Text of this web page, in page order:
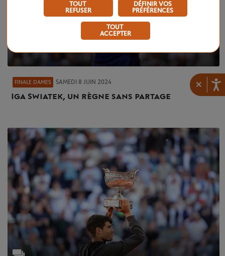
×
FINALE DAMES SAMEDI 8 JUIN 2024
Iga Swiatek, un règne sans partage
TOUT
REFUSER
DÉFINIR VOS
PRÉFÉRENCES
TOUT
ACCEPTER